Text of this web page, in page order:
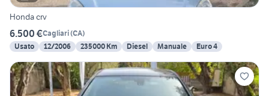
Honda crv
6.500 €Cagliari(CA)
Usato
12/2006 235000 Km Diesel Manuale Euro 4